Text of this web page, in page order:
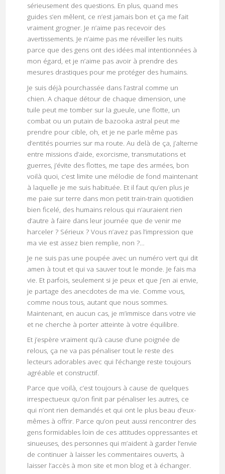
sérieusement des questions. En plus, quand mes
guides s’en mêlent, ce n’est jamais bon et ça me fait
vraiment grogner. Je n’aime pas recevoir des
avertissements. Je n’aime pas me réveiller les nuits
parce que des gens ont des idées mal intentionnées à
mon égard, et je n’aime pas avoir à prendre des
mesures drastiques pour me protéger des humains.
Je suis déjà pourchassée dans l’astral comme un
chien. A chaque détour de chaque dimension, une
tuile peut me tomber sur la gueule, une flotte, un
combat ou un putain de bazooka astral peut me
prendre pour cible, oh, et je ne parle même pas
d’entités pourries sur ma route. Au delà de ça, j’alterne
entre missions d’aide, exorcisme, transmutations et
guerres, j’évite des flottes, me tape des armées, bon
voilà quoi, c’est limite une mélodie de fond maintenant
à laquelle je me suis habituée. Et il faut qu’en plus je
me paie sur terre dans mon petit train-train quotidien
bien ficelé, des humains relous qui n’auraient rien
d’autre à faire dans leur journée que de venir me
harceler ? Sérieux ? Vous n’avez pas l’impression que
ma vie est assez bien remplie, non ?…
Je ne suis pas une poupée avec un numéro vert qui dit
amen à tout et qui va sauver tout le monde. Je fais ma
vie. Et parfois, seulement si je peux et que j’en ai envie,
je partage des anecdotes de ma vie. Comme vous,
comme nous tous, autant que nous sommes.
Maintenant, en aucun cas, je m’immisce dans votre vie
et ne cherche à porter atteinte à votre équilibre.
Et j’espère vraiment qu’à cause d’une poignée de
relous, ça ne va pas pénaliser tout le reste des
lecteurs adorables avec qui l’échange reste toujours
agréable et constructif.
Parce que voilà, c’est toujours à cause de quelques
irrespectueux qu’on finit par pénaliser les autres, ce
qui n’ont rien demandés et qui ont le plus beau d’eux-
mêmes à offrir. Parce qu’on peut aussi rencontrer des
gens formidables loin de ces attitudes oppressantes et
sinueuses, des personnes qui m’aident à garder l’envie
de continuer à laisser les commentaires ouverts, à
laisser l’accès à mon site et mon blog et à échanger.